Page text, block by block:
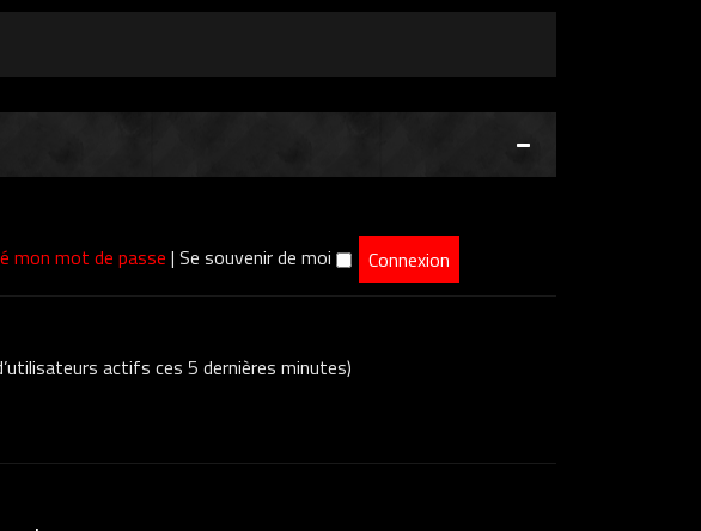
mon mot de passe | Se souvenir de moi
actifs ces 5 dernières minutes)